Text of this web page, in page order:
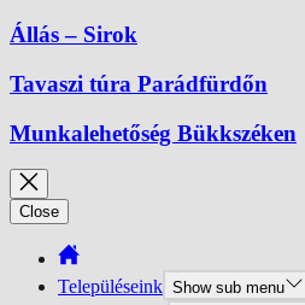
Állás – Sirok
Tavaszi túra Parádfürdőn
Munkalehetőség Bükkszéken
Close
Településeink Show sub menu